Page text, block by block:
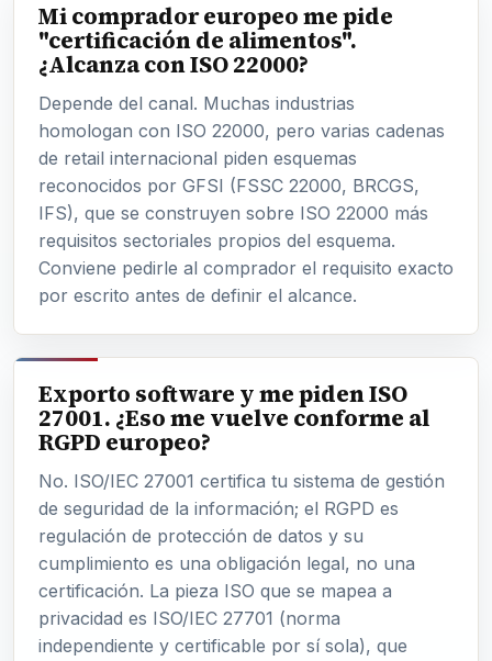
Mi comprador europeo me pide
"certificación de alimentos".
¿Alcanza con ISO 22000?
Depende del canal. Muchas industrias
homologan con ISO 22000, pero varias cadenas
de retail internacional piden esquemas
reconocidos por GFSI (FSSC 22000, BRCGS,
IFS), que se construyen sobre ISO 22000 más
requisitos sectoriales propios del esquema.
Conviene pedirle al comprador el requisito exacto
por escrito antes de definir el alcance.
Exporto software y me piden ISO
27001. ¿Eso me vuelve conforme al
RGPD europeo?
No. ISO/IEC 27001 certifica tu sistema de gestión
de seguridad de la información; el RGPD es
regulación de protección de datos y su
cumplimiento es una obligación legal, no una
certificación. La pieza ISO que se mapea a
privacidad es ISO/IEC 27701 (norma
independiente y certificable por sí sola), que